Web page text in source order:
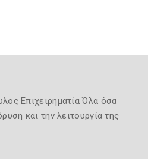
Επιχειρηματία Όλα όσα
και την λειτουργία της